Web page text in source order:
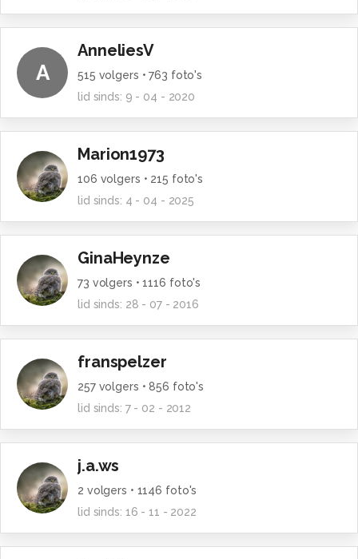
A
AnneliesV
515 volgers •763 foto's
lid sinds: 9 - 04 - 2020
Marion1973
106 volgers • 215 foto's
lid sinds: 4 - 04 - 2025
GinaHeynze
73 volgers •1116 foto's
lid sinds: 28 - 07 - 2016
franspelzer
257volgers • 856 foto's
lid sinds: 7 - 02 - 2012
j.a.ws
2 volgers • 1146 foto's
lid sinds: 16 - 11 - 2022